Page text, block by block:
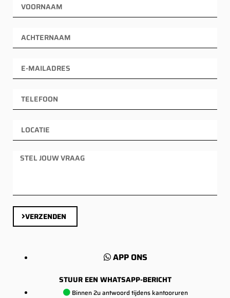
VERZENDEN
APP ONS
STUUR EEN WHATSAPP-BERICHT
Binnen 2u antwoord tijdens kantooruren